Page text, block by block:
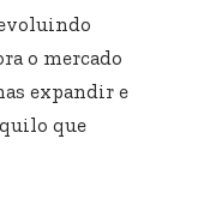
o mercado
expandir e
que